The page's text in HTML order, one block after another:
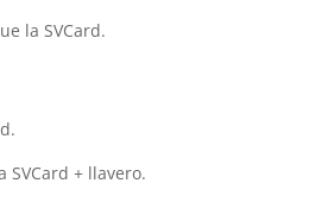
la SVCard.
+ llavero.